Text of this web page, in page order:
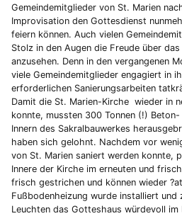
Gemeindemitglieder von St. Marien
Improvisation den Gottesdienst
feiern können. Auch vielen
Stolz in den Augen die Freude über
anzusehen. Denn in den vergangenen
viele Gemeindemitglieder engagiert in
erforderlichen Sanierungsarbeiten
Damit die St. Marien-Kirche wieder in
konnte, mussten 300 Tonnen (!)
Innern des Sakralbauwerkes
haben sich gelohnt. Nachdem vor
von St. Marien saniert werden konnte,
Innere der Kirche im erneuten und
frisch gestrichen und können wieder
Fußbodenheizung wurde installiert und
Leuchten das Gotteshaus würdevoll